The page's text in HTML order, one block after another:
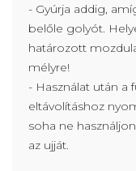
- Gyúrja addig,
belőle golyót.
határozott
mélyre!
- Használat után a
eltávolításhoz
soha ne
az ujját.